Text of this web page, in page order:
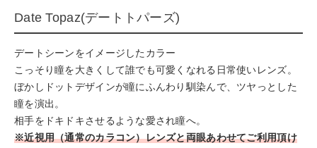
Date Topaz(デートトパーズ)
デートシーンをイメージしたカラー
こっそり瞳を大きくして誰でも可愛くなれる日常使いレンズ。
ぼかしドットデザインが瞳にふんわり馴染んで、ツヤっとした
瞳を演出。
相手をドキドキさせるような愛され瞳へ。
※近視用（通常のカラコン）レンズと両眼あわせてご利用頂け